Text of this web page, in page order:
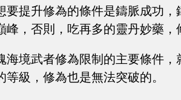
要提升修為的條件是鑄脈成功
，否則，吃再多的靈丹妙藥，
海境武者修為限制的主要條件
級，修為也是無法突破的。